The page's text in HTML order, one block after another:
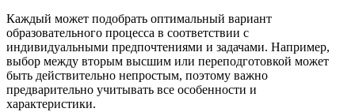
Каждый может подобрать оптимальный вариант
образовательного процесса в соответствии с
индивидуальными предпочтениями и задачами. Например,
выбор между вторым высшим или переподготовкой может
быть действительно непростым, поэтому важно
предварительно учитывать все особенности и
характеристики.